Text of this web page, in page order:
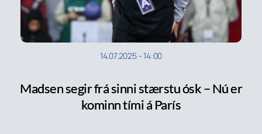
14.07.2025-14:00
Madsen segir frá sinni stærstu ósk – Nú er
kominn tími á París